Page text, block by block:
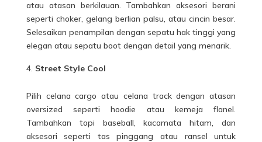
atau atasan berkilauan. Tambahkan aksesori berani
seperti choker, gelang berlian palsu, atau cincin besar.
Selesaikan penampilan dengan sepatu hak tinggi yang
elegan atau sepatu boot dengan detail yang menarik.
Street Style Cool
Pilih celana cargo atau celana track dengan atasan
oversized seperti hoodie atau kemeja flanel.
Tambahkan topi baseball, kacamata hitam, dan
aksesori seperti tas pinggang atau ransel untuk